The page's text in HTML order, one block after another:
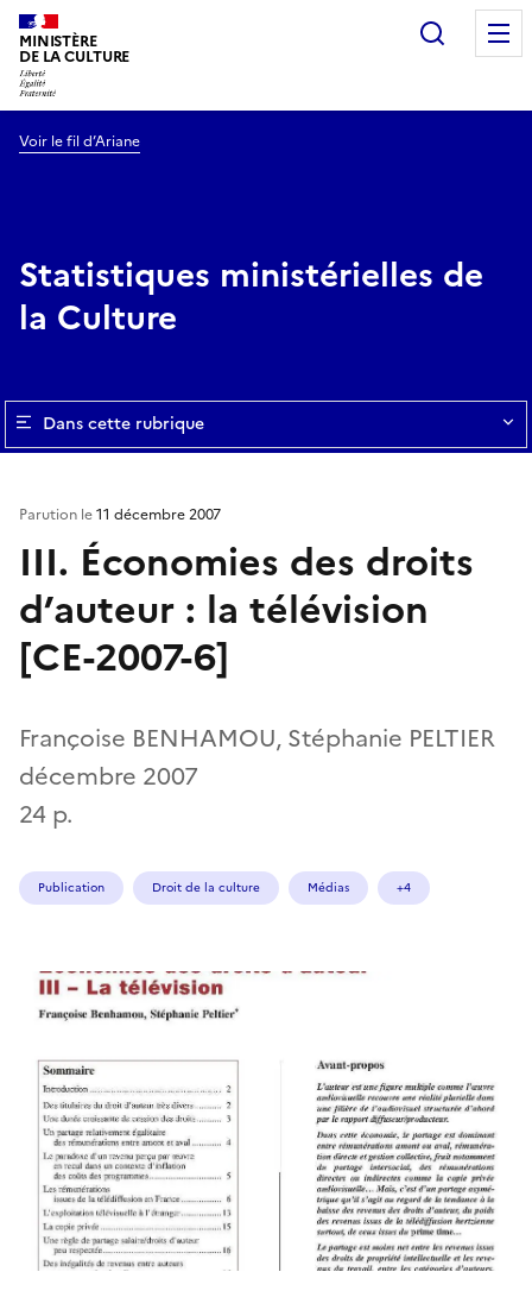
MINISTÈRE
DE LA CULTURE
Voir le fil d’Ariane
Statistiques ministérielles de
la Culture
Dans cette rubrique
III. Économies des droits
d’auteur : la télévision
[CE-2007-6]
Françoise BENHAMOU, Stéphanie PELTIER
décembre 2007
24 p.
Parution le11 décembre 2007
Publication Droit de la culture Médias +4